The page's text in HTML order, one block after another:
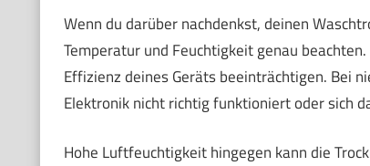
Wenn du darüber nachdenkst, deinen
Temperatur und Feuchtigkeit genau
Effizienz deines Geräts beeinträchtigen. Bei
Elektronik nicht richtig funktioniert oder sich
Hohe Luftfeuchtigkeit hingegen kann die